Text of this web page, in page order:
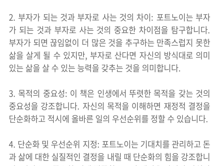
2. 부자가 되는 것과 부자로 사는 것의 차이: 포트노이는 부자
가 되는 것과 부자로 사는 것의 중요한 차이점을 탐구합니다.
부자가 되면 끊임없이 더 많은 것을 추구하는 만족스럽지 못한
삶을 살게 될 수 있지만, 부자로 산다면 자신의 방식대로 의미
있는 삶을 살 수 있는 능력을 갖추는 것을 의미합니다.
3. 목적의 중요성: 이 책은 인생에서 뚜렷한 목적을 갖는 것의
중요성을 강조합니다. 자신의 목적을 이해하면 재정적 결정을
단순화하고 적시에 올바른 일의 우선순위를 정할 수 있습니다.
4. 단순화 및 우선순위 지정: 포트노이는 기대치를 관리하고 돈
과 삶에 대한 실질적인 결정을 내릴 때 단순화의 힘을 강조합니